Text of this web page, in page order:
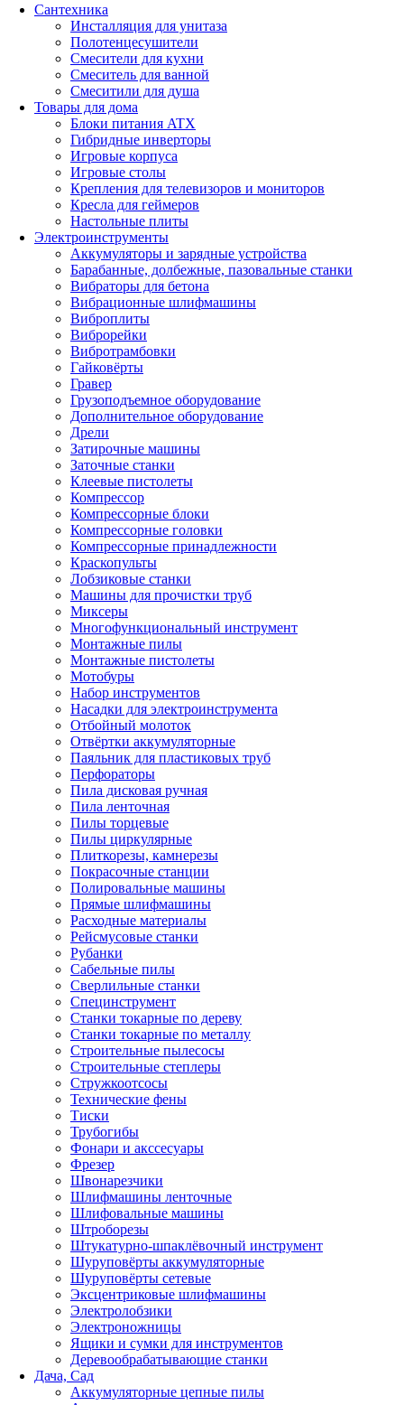
Сантехника
Инсталляция для унитаза
Полотенцесушители
Смесители для кухни
Смеситель для ванной
Смеситили для душа
Товары для дома
Блоки питания ATX
Гибридные инверторы
Игровые корпуса
Игровые столы
Крепления для телевизоров и мониторов
Кресла для геймеров
Настольные плиты
Электроинструменты
Аккумуляторы и зарядные устройства
Барабанные, долбежные, пазовальные станки
Вибраторы для бетона
Вибрационные шлифмашины
Виброплиты
Виброрейки
Вибротрамбовки
Гайковёрты
Гравер
Грузоподъемное оборудование
Дополнительное оборудование
Дрели
Затирочные машины
Заточные станки
Клеевые пистолеты
Компрессор
Компрессорные блоки
Компрессорные головки
Компрессорные принадлежности
Краскопульты
Лобзиковые станки
Машины для прочистки труб
Миксеры
Многофункциональный инструмент
Монтажные пилы
Монтажные пистолеты
Мотобуры
Набор инструментов
Насадки для электроинструмента
Отбойный молоток
Отвёртки аккумуляторные
Паяльник для пластиковых труб
Перфораторы
Пила дисковая ручная
Пила ленточная
Пилы торцевые
Пилы циркулярные
Плиткорезы, камнерезы
Покрасочные станции
Полировальные машины
Прямые шлифмашины
Расходные материалы
Рейсмусовые станки
Рубанки
Сабельные пилы
Сверлильные станки
Специнструмент
Станки токарные по дереву
Станки токарные по металлу
Строительные пылесосы
Строительные степлеры
Стружкоотсосы
Технические фены
Тиски
Трубогибы
Фонари и акссесуары
Фрезер
Швонарезчики
Шлифмашины ленточные
Шлифовальные машины
Штроборезы
Штукатурно-шпаклёвочный инструмент
Шуруповёрты аккумуляторные
Шуруповёрты сетевые
Эксцентриковые шлифмашины
Электролобзики
Электроножницы
Ящики и сумки для инструментов
Деревообрабатывающие станки
Дача, Сад
Аккумуляторные цепные пилы